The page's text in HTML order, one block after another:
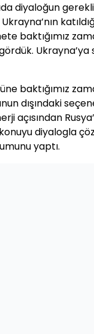
diyaloğun
baktığımız
baktığımız
dışındaki
açısından
konuyu diyalogla
yaptı.